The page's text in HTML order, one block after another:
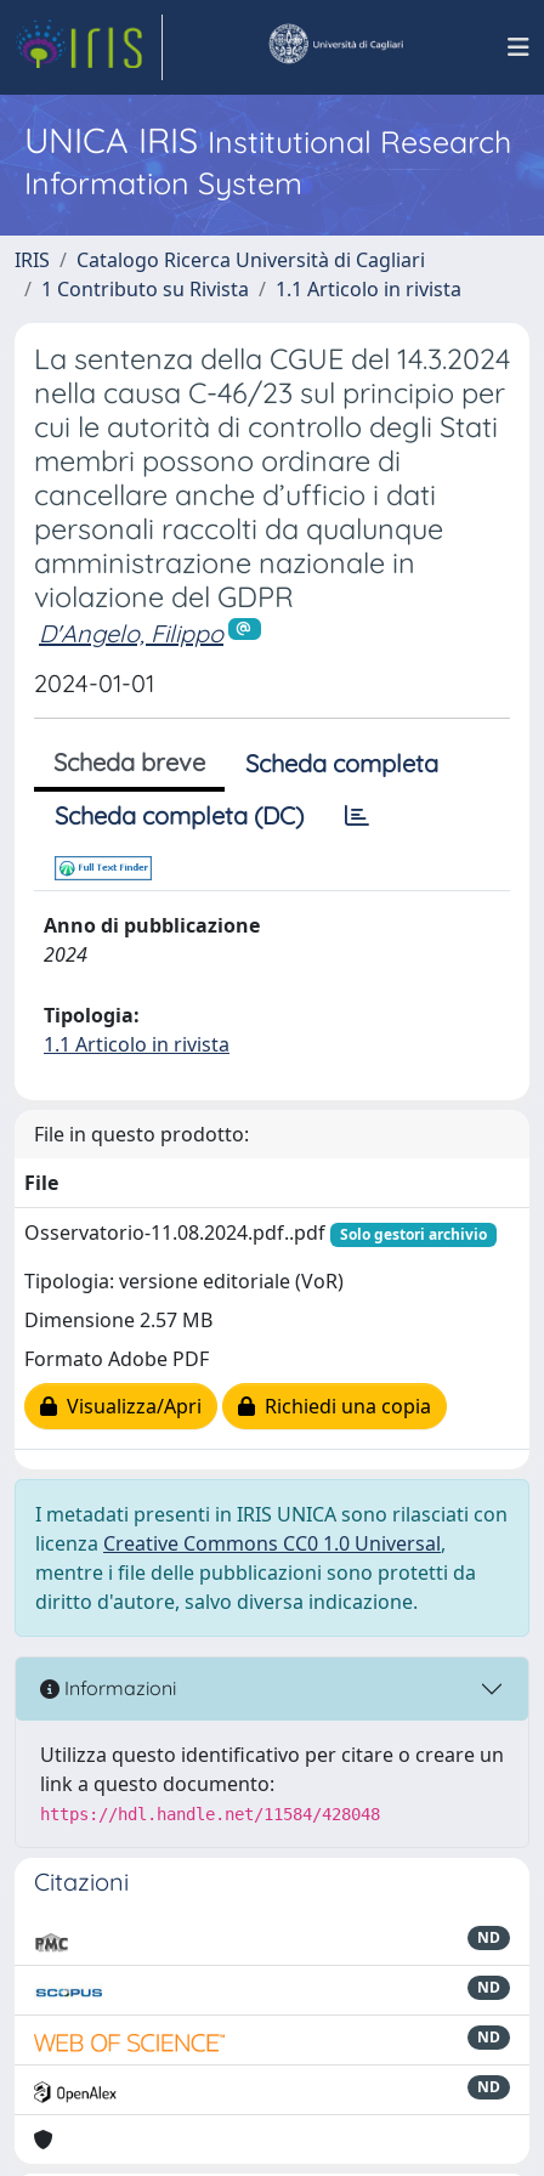
UNICA IRISInstitutional Research
Information System
IRIS
Catalogo Ricerca Università di Cagliari
1 Contributo su Rivista
1.1 Articolo in rivista
La sentenza della CGUE del 14.3.2024
nella causa C-46/23 sul principio per
cui le autorità di controllo degli Stati
membri possono ordinare di
cancellare anche d’ufficio i dati
personali raccolti da qualunque
amministrazione nazionale in
violazione del GDPR
D'Angelo, Filippo
2024-01-01
Scheda breve
Scheda completa
Scheda completa (DC)
Anno di pubblicazione
2024
Tipologia:
1.1 Articolo in rivista
File in questo prodotto:
File
Osservatorio-11.08.2024.pdf..pdf
Solo gestori archivio
Tipologia: versione editoriale (VoR)
Dimensione 2.57 MB
Formato Adobe PDF
Visualizza/Apri
Richiedi una copia
I metadati presenti in IRIS UNICA sono rilasciati con
licenza Creative Commons CC0 1.0 Universal,
mentre i file delle pubblicazioni sono protetti da
diritto d'autore, salvo diversa indicazione.
Informazioni
Utilizza questo identificativo per citare o creare un
link a questo documento:
https://hdl.handle.net/11584/428048
Citazioni
ND
ND
ND
ND